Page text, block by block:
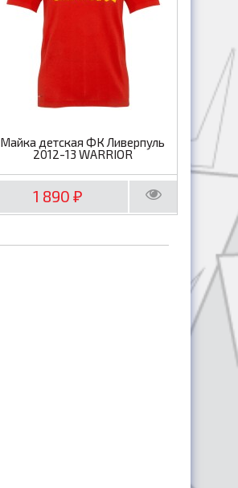
Майка детская ФК Ливерпуль
2012-13 WARRIOR
1 890₽